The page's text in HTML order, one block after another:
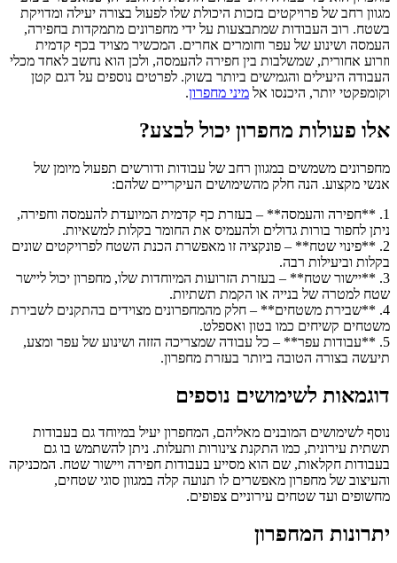
מגוון רחב של פרויקטים בזכות היכולת שלו לפעול בצורה יעילה ומדויקת
בשטח. רוב העבודות שמתבצעות על ידי מחפרונים מתמקדות בחפירה,
העמסה ושינוע של עפר וחומרים אחרים. המכשיר מצויד בכף קדמית
וזרוע אחורית, שמשלבות בין חפירה להעמסה, ולכן הוא נחשב לאחד מכלי
העבודה היעילים והגמישים ביותר בשוק. לפרטים נוספים על דגם קטן
וקומפקטי יותר, היכנסו אל מיני מחפרון.
אלו פעולות מחפרון יכול לבצע?
מחפרונים משמשים במגוון רחב של עבודות ודורשים תפעול מיומן של
אנשי מקצוע. הנה חלק מהשימושים העיקריים שלהם:
1. **חפירה והעמסה** – בעזרת כף קדמית המיועדת להעמסה וחפירה,
ניתן לחפור בורות גדולים ולהעמיס את החומר בקלות למשאיות.
2. **פינוי שטח** – פונקציה זו מאפשרת הכנת השטח לפרויקטים שונים
בקלות וביעילות רבה.
3. **יישור שטח** – בעזרת הזרועות המיוחדות שלו, מחפרון יכול ליישר
שטח למטרה של בנייה או הקמת תשתיות.
4. **שבירת משטחים** – חלק מהמחפרונים מצוידים בהתקנים לשבירת
משטחים קשיחים כמו בטון ואספלט.
5. **עבודות עפר** – כל עבודה שמצריכה הזזה ושינוע של עפר ומצע,
תיעשה בצורה הטובה ביותר בעזרת מחפרון.
דוגמאות לשימושים נוספים
נוסף לשימושים המובנים מאליהם, המחפרון יעיל במיוחד גם בעבודות
תשתית עירונית, כמו התקנת צינורות ותעלות. ניתן להשתמש בו גם
בעבודות חקלאות, שם הוא מסייע בעבודות חפירה ויישור שטח. המכניקה
והעיצוב של מחפרון מאפשרים לו תנועה קלה במגוון סוגי שטחים,
מחשופים ועד שטחים עירוניים צפופים.
יתרונות המחפרון